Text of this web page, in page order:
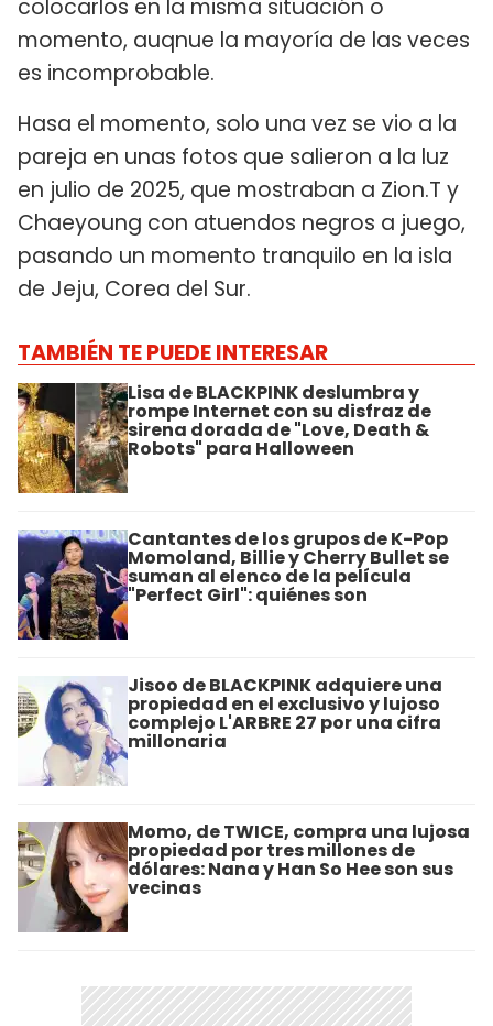
colocarlos en la misma situación o
momento, auqnue la mayoría de las veces
es incomprobable.
Hasa el momento, solo una vez se vio a la
pareja en unas fotos que salieron a la luz
en julio de 2025, que mostraban a Zion.T y
Chaeyoung con atuendos negros a juego,
pasando un momento tranquilo en la isla
de Jeju, Corea del Sur.
TAMBIÉN TE PUEDE INTERESAR
Lisa de BLACKPINK deslumbra y
rompe Internet con su disfraz de
sirena dorada de "Love, Death &
Robots" para Halloween
Cantantes de los grupos de K-Pop
Momoland, Billie y Cherry Bullet se
suman al elenco de la película
"Perfect Girl": quiénes son
Jisoo de BLACKPINK adquiere una
propiedad en el exclusivo y lujoso
complejo L'ARBRE 27 por una cifra
millonaria
Momo, de TWICE, compra una lujosa
propiedad por tres millones de
dólares: Nana y Han So Hee son sus
vecinas